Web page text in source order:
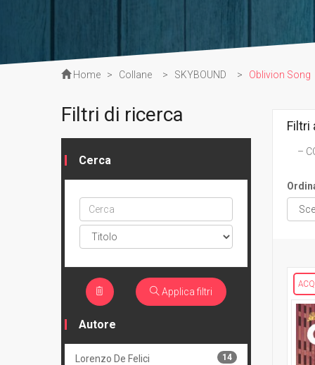
Home > Collane > SKYBOUND > Oblivion Song
Filtri
Filtri di ricerca
Cerca
Cerca
ptype
Applica filtri
Autore
Lorenzo De Felici 14